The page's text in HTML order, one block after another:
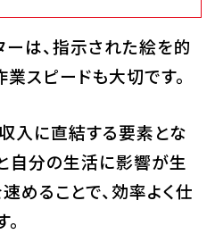
ーは、指示された絵を的
スピードも大切です。
入に直結する要素とな
自分の生活に影響が生
めることで、効率よく仕